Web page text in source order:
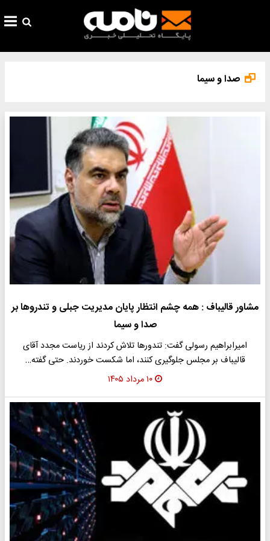
صدا و سیما
مشاور قالیباف : همه چشم انتظار پایان مدیریت جبلی و تندروها بر
صدا و سیما
امیرابراهیم رسولی گفت: تندورها تلاش کردند از ریاست مجدد آقای
قالیباف بر مجلس جلوگیری کنند، اما شکست خوردند‌. حتی گفته…
۱۰ مرداد ۱۴۰۵